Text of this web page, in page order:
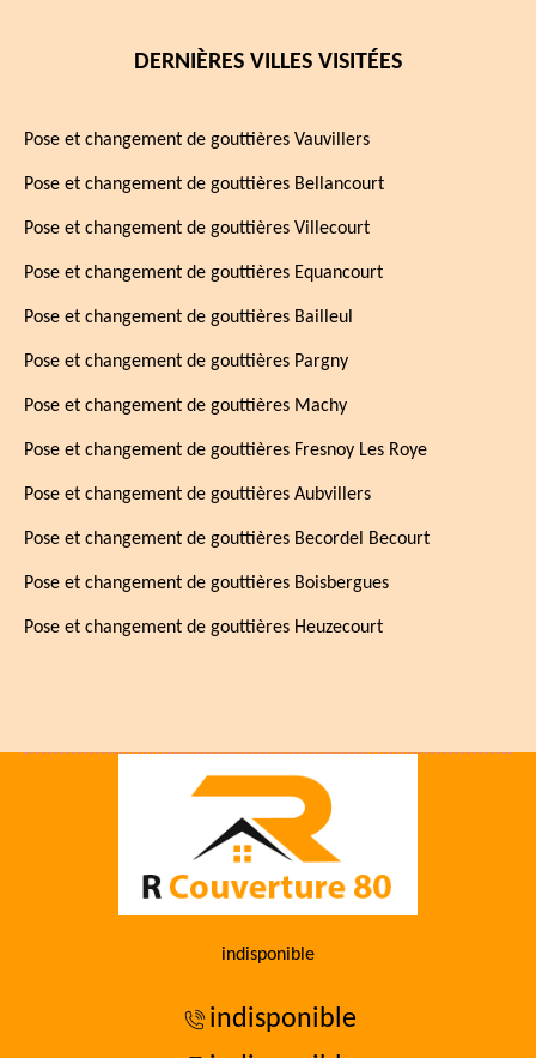
DERNIÈRES VILLES VISITÉES
Pose et changement de gouttières Vauvillers
Pose et changement de gouttières Bellancourt
Pose et changement de gouttières Villecourt
Pose et changement de gouttières Equancourt
Pose et changement de gouttières Bailleul
Pose et changement de gouttières Pargny
Pose et changement de gouttières Machy
Pose et changement de gouttières Fresnoy Les Roye
Pose et changement de gouttières Aubvillers
Pose et changement de gouttières Becordel Becourt
Pose et changement de gouttières Boisbergues
Pose et changement de gouttières Heuzecourt
indisponible
indisponible